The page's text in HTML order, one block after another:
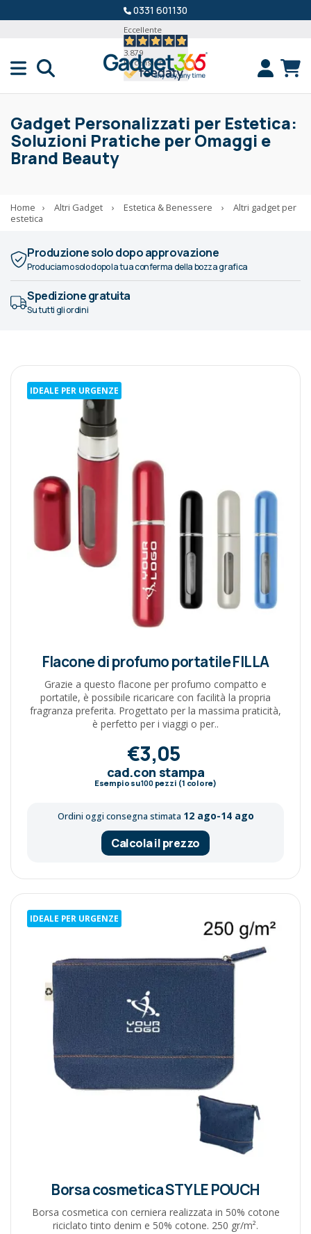
0331 601130
Eccellente
3.879
Recensioni
Gadget Personalizzati per Estetica:
Soluzioni Pratiche per Omaggi e
Brand Beauty
Home › Altri Gadget › Estetica & Benessere ›
Altri gadget per
estetica
Produzione solo dopo approvazione
Produciamo solo dopo la tua conferma della bozza grafica
Spedizione gratuita
Su tutti gli ordini
IDEALE PER URGENZE
Flacone di profumo portatile FILLA
Grazie a questo flacone per profumo compatto e
portatile, è possibile ricaricare con facilità la propria
fragranza preferita. Progettato per la massima praticità,
è perfetto per i viaggi o per..
€3,05
cad.con stampa
Esempio su100pezzi (1 colore)
Ordini oggi consegna stimata 12 ago-14 ago
Calcola il prezzo
IDEALE PER URGENZE
Borsa cosmetica STYLE POUCH
Borsa cosmetica con cerniera realizzata in 50% cotone
riciclato tinto denim e 50% cotone. 250 gr/m².